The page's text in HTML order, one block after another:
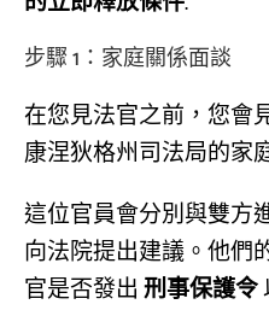
步驟 1：家庭關係面談
在您見法官之前，您會
康涅狄格州司法局的家
這位官員會分別與雙方
向法院提出建議。他們
官是否發出刑事保護令